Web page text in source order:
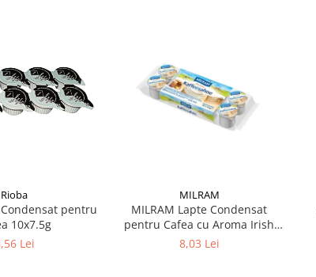
Rioba
Condensat pentru
10x7.5g
Lei
MILRAM
MILRAM Lapte Condensat
pentru Cafea cu Aroma Irish
Cream 10x14g
8,03 Lei